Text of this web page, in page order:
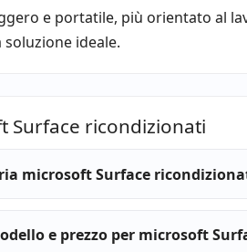
e portatile, più orientato al
ideale.
Surface ricondizionati
microsoft Surface
e prezzo per microsoft